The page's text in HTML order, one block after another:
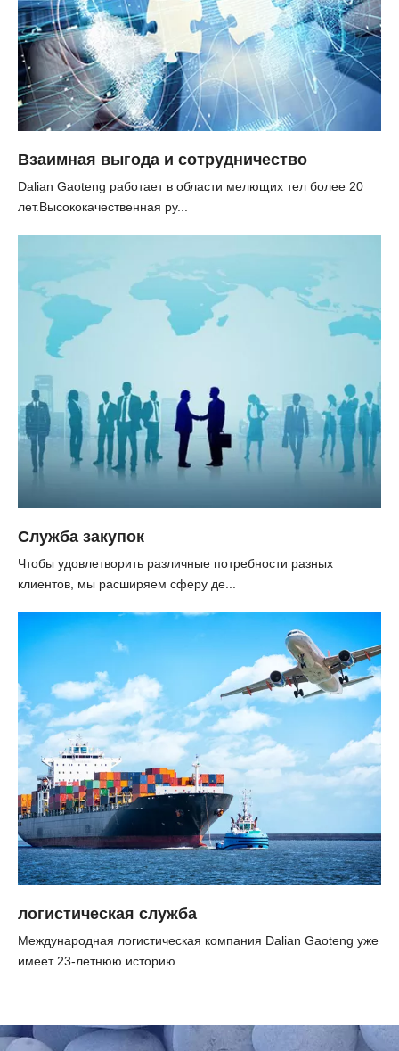
Взаимная выгода и сотрудничество
Dalian Gaoteng работает в области мелющих тел более 20
лет.Высококачественная ру...
Служба закупок
Чтобы удовлетворить различные потребности разных
клиентов, мы расширяем сферу де...
логистическая служба
Международная логистическая компания Dalian Gaoteng уже
имеет 23-летнюю историю....